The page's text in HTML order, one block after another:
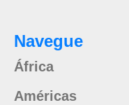
Navegue
África
Américas